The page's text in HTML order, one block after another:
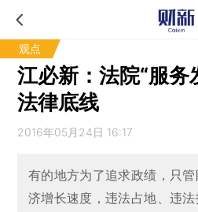
观点
江必新：法院“服务
法律底线
2016年05月24日 16:17
有的地方为了追求政绩，只
济增长速度，违法占地、违法